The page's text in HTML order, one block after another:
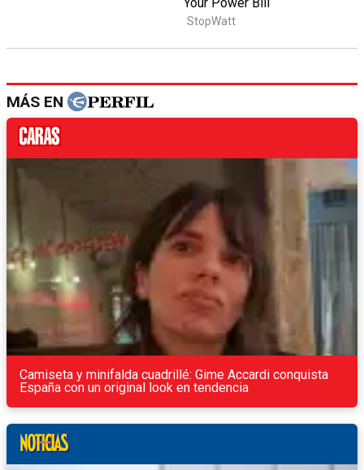
MÁS EN
Camiseta y minifalda cuadrillé: Gime Accardi conquista
España con un original look en tendencia